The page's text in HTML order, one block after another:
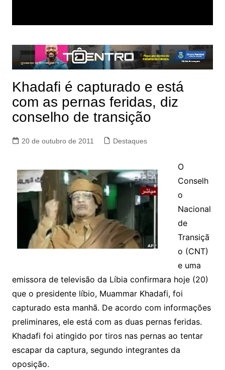
Khadafi é capturado e está
com as pernas feridas, diz
conselho de transição
20 de outubro de 2011 Destaques
O
Conselh
o
Nacional
de
Transiçã
o (CNT)
e uma
emissora de televisão da Líbia confirmara hoje (20)
que o presidente líbio, Muammar Khadafi, foi
capturado esta manhã. De acordo com informações
preliminares, ele está com as duas pernas feridas.
Khadafi foi atingido por tiros nas pernas ao tentar
escapar da captura, segundo integrantes da
oposição.